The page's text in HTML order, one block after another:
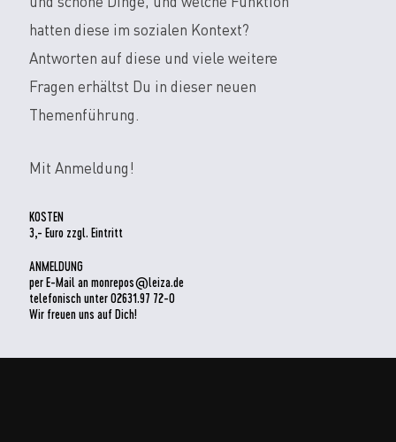
und schöne Dinge, und welche Funktion
hatten diese im sozialen Kontext?
Antworten auf diese und viele weitere
Fragen erhältst Du in dieser neuen
Themenführung.
Mit Anmeldung!
KOSTEN
3,- Euro zzgl. Eintritt
ANMELDUNG
per E-Mail an monrepos@leiza.de
telefonisch unter 02631.97 72-0
Wir freuen uns auf Dich!